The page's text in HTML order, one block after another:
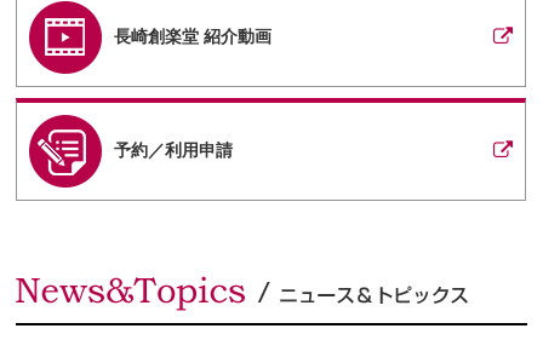
長崎創楽堂 紹介動画
予約／利用申請